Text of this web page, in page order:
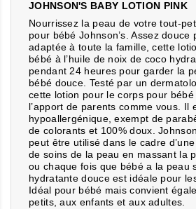
JOHNSON'S BABY LOTION PINK
Nourrissez la peau de votre tout-
pour bébé Johnson’s. Assez douce
adaptée à toute la famille, cette
bébé à l’huile de noix de coco
pendant 24 heures pour garder la
bébé douce. Testé par un
cette lotion pour le corps pour
l’apport de parents comme vous. Il
hypoallergénique, exempt de
de colorants et 100% doux.
peut être utilisé dans le cadre
de soins de la peau en massant la
ou chaque fois que bébé a la peau
hydratante douce est idéale pour
Idéal pour bébé mais convient
petits, aux enfants et aux adultes.